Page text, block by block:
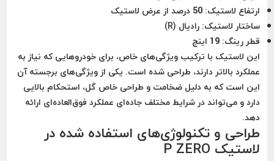
ارتفاع لاستیک: 50 درصد از عرض لاستیک
ساختار لاستیک: رادیال (R)
قطر رینگ: 19 اینچ
این لاستیک با ترکیب ویژگی‌های خاص، برای خودروهایی که نیاز به
عملکرد بالاتر دارند، طراحی شده است. یکی از ویژگی‌های برجسته آن
این است که به دلیل ضخامت و طراحی خاص گل، استحکام بالایی
دارد و می‌تواند در شرایط مختلف جاده‌ای عملکرد فوق‌العاده‌ای ارائه
دهد.
طراحی و تکنولوژی‌های استفاده شده در
لاستیک P ZERO